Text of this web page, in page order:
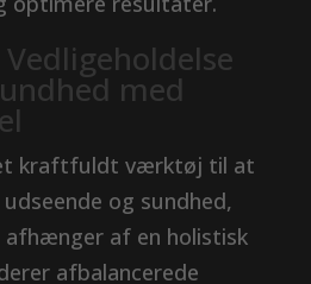
med
kraftfuldt værktøj til at
og sundhed,
afhænger af en holistisk
afbalancerede